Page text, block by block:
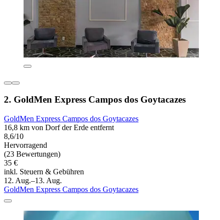
2. GoldMen Express Campos dos Goytacazes
GoldMen Express Campos dos Goytacazes
16,8 km von Dorf der Erde entfernt
8,6/10
Hervorragend
(23 Bewertungen)
35 €
inkl. Steuern & Gebühren
12. Aug.–13. Aug.
GoldMen Express Campos dos Goytacazes